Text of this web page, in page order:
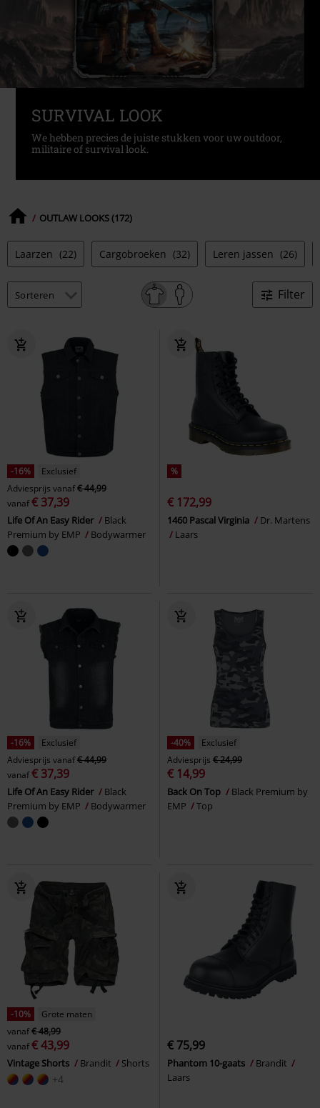
SURVIVAL LOOK
We hebben precies de juiste stukken voor uw outdoor,
militaire of survival look.
OUTLAW LOOKS (172)
Laarzen (22) Cargobroeken (32) Leren jassen (26)
Filter
-16%
Exclusief
Adviesprijs vanaf€ 44,99
vanaf€ 37,39
Life Of An Easy Rider
Black
Premium by EMP
Bodywarmer
%
€ 172,99
1460 Pascal Virginia
Dr. Martens
Laars
-16%
Exclusief
Adviesprijs vanaf€ 44,99
vanaf€ 37,39
Life Of An Easy Rider
Black
Premium by EMP
Bodywarmer
-40%
Exclusief
Adviesprijs € 24,99
€ 14,99
Back On Top
Black Premium by
EMP
Top
-10%
Grote maten
vanaf€ 48,99
vanaf€ 43,99
Vintage Shorts Brandit Shorts
+4
€ 75,99
Phantom 10-gaats
Brandit
Laars